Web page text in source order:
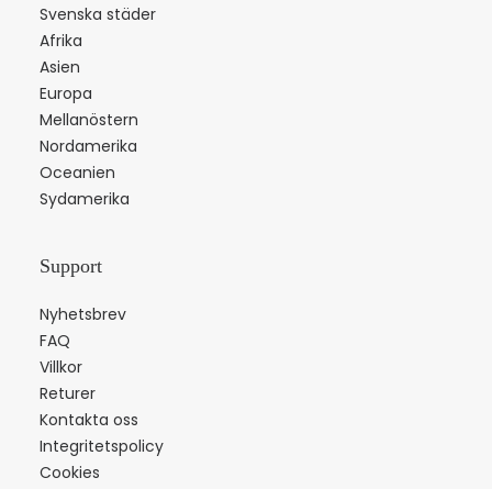
Svenska städer
Afrika
Asien
Europa
Mellanöstern
Nordamerika
Oceanien
Sydamerika
Support
Nyhetsbrev
FAQ
Villkor
Returer
Kontakta oss
Integritetspolicy
Cookies